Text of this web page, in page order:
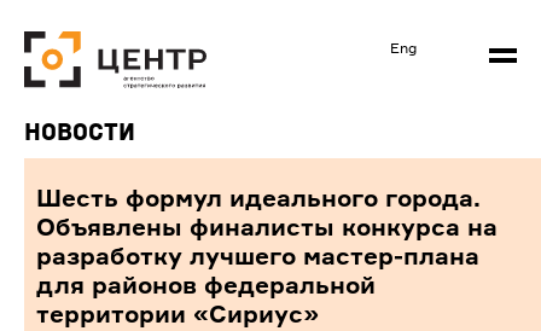
Eng
Новости
Шесть формул идеального города.
Объявлены финалисты конкурса на
разработку лучшего мастер-плана
для районов федеральной
территории «Сириус»